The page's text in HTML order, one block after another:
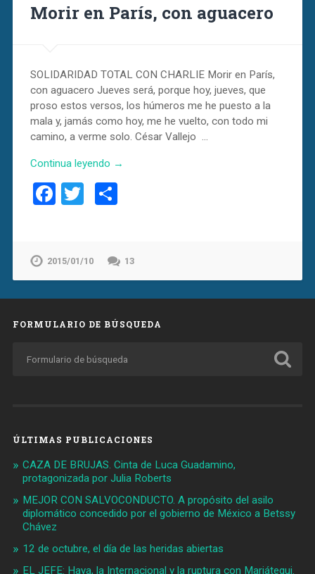
Morir en París, con aguacero
SOLIDARIDAD TOTAL CON CHARLIE Morir en París,
con aguacero Jueves será, porque hoy, jueves, que
proso estos versos, los húmeros me he puesto a la
mala y, jamás como hoy, me he vuelto, con todo mi
camino, a verme solo. César Vallejo …
Continua leyendo →
Facebook
Twitter
2015/01/10 13
FORMULARIO DE BÚSQUEDA
ÚLTIMAS PUBLICACIONES
CAZA DE BRUJAS. Cinta de Luca Guadamino,
protagonizada por Julia Roberts
MEJOR CON SALVOCONDUCTO. A propósito del asilo
diplomático concedido por el gobierno de México a Betssy
Chávez
12 de octubre, el día de las heridas abiertas
EL JEFE: Haya, la Internacional y la ruptura con Mariátegui.